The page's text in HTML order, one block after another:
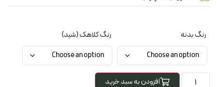
رنگ بدنه رنگ کلاهک (شید)
افزودن به سبد خرید